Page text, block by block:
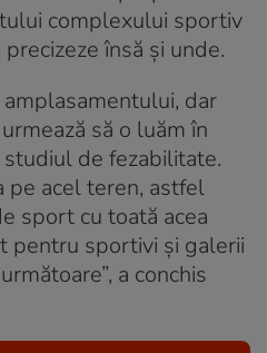
complexului sportiv
însă și unde.
dar
să o luăm în
de fezabilitate.
pe acel teren, astfel
sport cu toată acea
pentru sportivi și galerii
a conchis